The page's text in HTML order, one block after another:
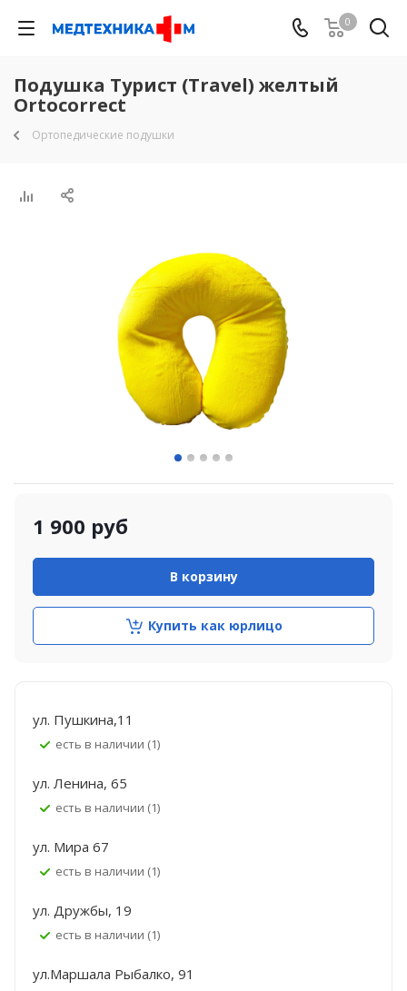
0
Подушка Турист (Travel) желтый
Ortocorrect
Ортопедические подушки
1 900 руб
В корзину
Купить как юрлицо
ул. Пушкина,11
Есть в наличии (1)
ул. Ленина, 65
Есть в наличии (1)
ул. Мира 67
Есть в наличии (1)
ул. Дружбы, 19
Есть в наличии (1)
ул.Маршала Рыбалко, 91